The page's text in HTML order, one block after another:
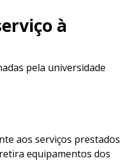
à
pela universidade
aos serviços prestados
equipamentos dos